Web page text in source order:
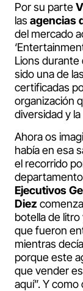
Por su parte
las agencias
del mercado
Lions
sido una de
certificadas
organización
diversidad y
Ahora os
había en esa
el recorrido
Ejecutivos
Diez
botella de
que fueron
mientras
porque este
que vender
aquí”. Y